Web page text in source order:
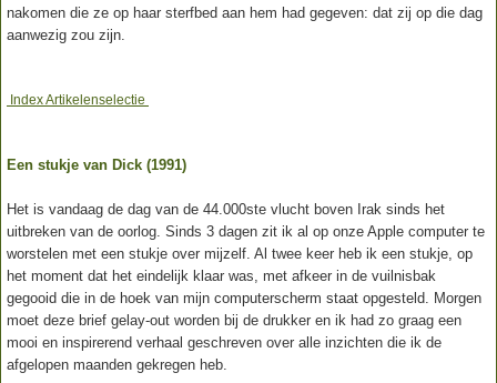
nakomen die ze op haar sterfbed aan hem had gegeven: dat zij op die dag
aanwezig zou zijn.
Index Artikelenselectie
Een stukje van Dick (1991)
Het is vandaag de dag van de 44.000ste vlucht boven Irak sinds het
uitbreken van de oorlog. Sinds 3 dagen zit ik al op onze Apple computer te
worstelen met een stukje over mijzelf. Al twee keer heb ik een stukje, op
het moment dat het eindelijk klaar was, met afkeer in de vuilnisbak
gegooid die in de hoek van mijn computerscherm staat opgesteld. Morgen
moet deze brief gelay-out worden bij de drukker en ik had zo graag een
mooi en inspirerend verhaal geschreven over alle inzichten die ik de
afgelopen maanden gekregen heb.